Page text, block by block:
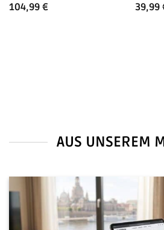
104,99 €
39,99
AUS UNSEREM